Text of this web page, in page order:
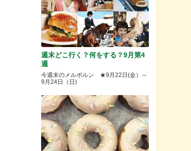
週末どこ行く？何をする？9月第4
週
今週末のメルボルン ★9月22日(金）～
9月24日（日)